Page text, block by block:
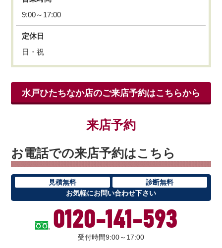
9:00～17:00
定休日
日・祝
水戸ひたちなか店のご来店予約はこちらから
来店予約
お電話での来店予約はこちら
見積無料
診断無料
お気軽にお問い合わせ下さい
0120-141-593
受付時間9:00～17:00